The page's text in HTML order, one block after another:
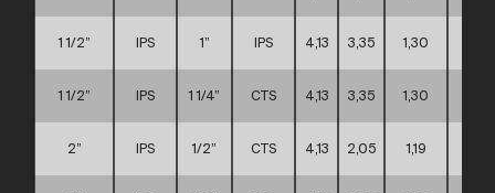
1 1/2” IPS 1” IPS 4,13 3,35 1,30
1 1/2” IPS 1 1/4” CTS 4,13 3,35 1,30
2” IPS 1/2” CTS 4,13 2,05 1,19